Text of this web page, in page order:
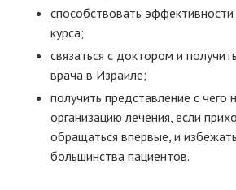
способствовать
курса;
связаться с доктором и
врача в Израиле;
получить представление с чего
организацию лечения, если
обращаться впервые, и
большинства пациентов.